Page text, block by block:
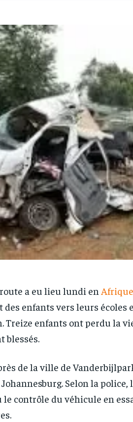
a eu lieu lundi en
enfants vers leurs écoles
Treize enfants ont perdu la
blessés.
de la ville de
Selon la police,
contrôle du véhicule en